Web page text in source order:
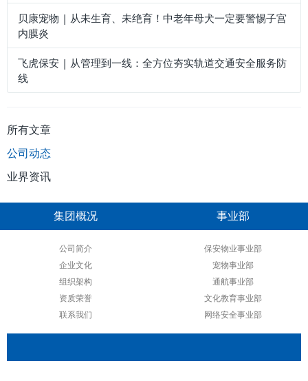
贝康宠物 | 从未生育、未绝育！中老年母犬一定要警惕子宫
内膜炎
飞虎保安 | 从管理到一线：全方位夯实轨道交通安全服务防
线
所有文章
公司动态
业界资讯
集团概况
公司简介
企业文化
组织架构
资质荣誉
联系我们
事业部
保安物业事业部
宠物事业部
通航事业部
文化教育事业部
网络安全事业部